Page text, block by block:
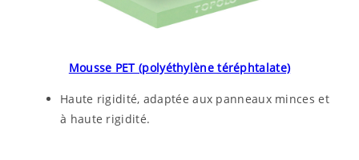
Mousse PET (polyéthylène téréphtalate)
Haute rigidité, adaptée aux panneaux minces et
à haute rigidité.